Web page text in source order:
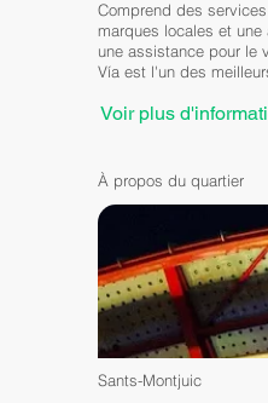
Comprend des
marques locales et
une assistance pour le
Vía est l'un des
Voir plus
À propos du quartier
Sants-Montjuic